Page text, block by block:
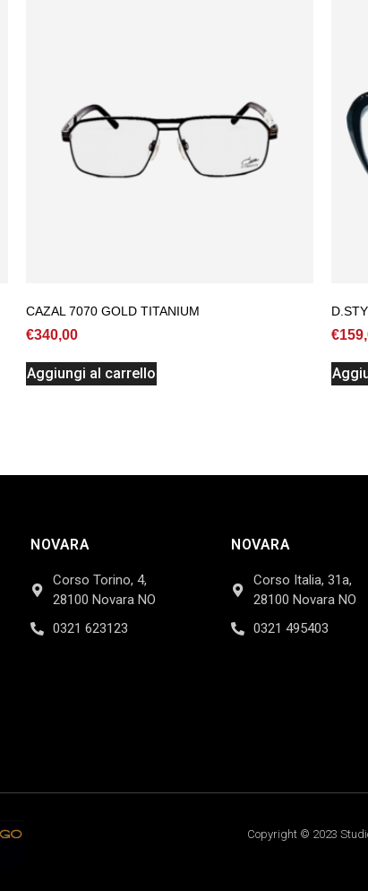
CAZAL 7070 GOLD TITANIUM
€340,00
Aggiungi al carrello
€
NOVARA
Corso Torino, 4,
28100 Novara NO
0321 623123
NOVARA
Corso Italia, 31a,
28100 Novara NO
0321 495403
Copyright © 2023